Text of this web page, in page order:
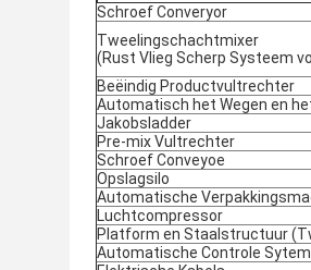
Schroef Converyor
Tweelingschachtmixer
(Rust Vlieg Scherp Systeem
Beëindig Productvultrechter
Automatisch het Wegen en
Jakobsladder
Pre-mix Vultrechter
Schroef Conveyoe
Opslagsilo
Automatische
Luchtcompressor
Platform en Staalstructuur
Automatische Controle Sytem